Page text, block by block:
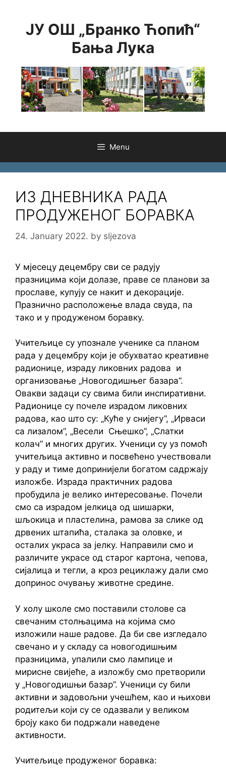
contentЈУ ОШ „Бранко Ћопић“
Бања Лука
Menu
ИЗ ДНЕВНИКА РАДА
ПРОДУЖЕНОГ БОРАВКА
24. January 2022. by sljezova
У мјесецу децембру сви се радују
празницима који долазе, праве се планови за
прославе, купују се накит и декорације.
Празнично расположење влада свуда, па
тако и у продуженом боравку.
Учитељице су упознале ученике са планом
рада у децембру који је обухватао креативне
радионице, израду ликовних радова и
организовање „Новогодишњег базара”.
Овакви задаци су свима били инспиративни.
Радионице су почеле израдом ликовних
радова, као што су: „Куће у снијегу”, „Ирваси
са лизалом”, „Весели Сњешко”, „Слатки
колач” и многих других. Ученици су уз помоћ
учитељица активно и посвећено учествовали
у раду и тиме допринијели богатом садржају
изложбе. Израда практичних радова
пробудила је велико интересовање. Почели
смо са израдом јелкица од шишарки,
шљокица и пластелина, рамова за слике од
дрвених штапића, сталака за оловке, и
осталих украса за јелку. Направили смо и
различите украсе од старог картона, чепова,
сијалица и тегли, а кроз рециклажу дали смо
допринос очувању животне средине.
У холу школе смо поставили столове са
свечаним столњацима на којима смо
изложили наше радове. Да би све изгледало
свечано и у складу са новогодишњим
празницима, упалили смо лампице и
мирисне свијеће, а изложбу смо претворили
у „Новогодишњи базар”. Ученици су били
активни и задовољни учешћем, као и њихови
родитељи који су се одазвали у великом
броју како би подржали наведене
активности.
Учитељице продуженог боравка: